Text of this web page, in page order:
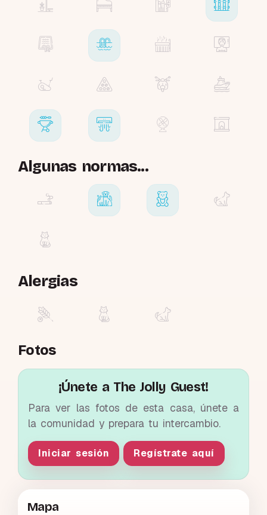
Algunas normas...
Alergias
Fotos
¡Únete a The Jolly Guest!
Para ver las fotos de esta casa, únete a
la comunidad y prepara tu intercambio.
Iniciar sesión Regístrate aquí
Mapa